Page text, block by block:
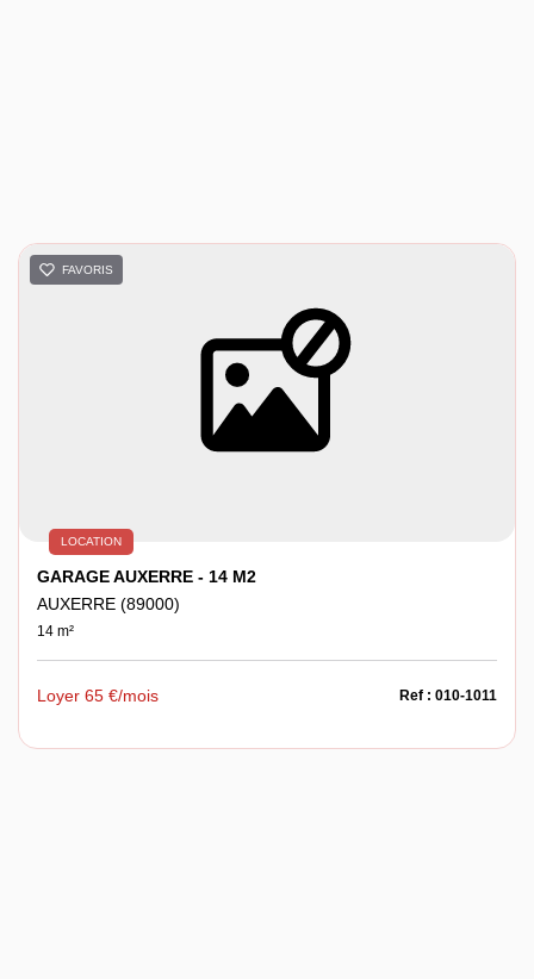
FAVORIS
LOCATION
GARAGE AUXERRE - 14 M2
AUXERRE (89000)
14 m²
Loyer 65 €/mois Ref : 010-1011